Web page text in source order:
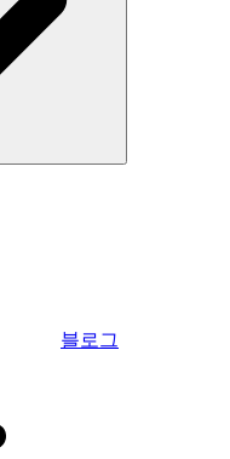
블로그